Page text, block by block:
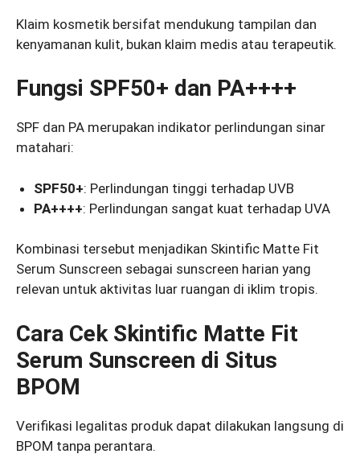
Klaim kosmetik bersifat mendukung tampilan dan
kenyamanan kulit, bukan klaim medis atau terapeutik.
Fungsi SPF50+ dan PA++++
SPF dan PA merupakan indikator perlindungan sinar
matahari:
SPF50+: Perlindungan tinggi terhadap UVB
PA++++: Perlindungan sangat kuat terhadap UVA
Kombinasi tersebut menjadikan Skintific Matte Fit
Serum Sunscreen sebagai sunscreen harian yang
relevan untuk aktivitas luar ruangan di iklim tropis.
Cara Cek Skintific Matte Fit
Serum Sunscreen di Situs
BPOM
Verifikasi legalitas produk dapat dilakukan langsung di
BPOM tanpa perantara.